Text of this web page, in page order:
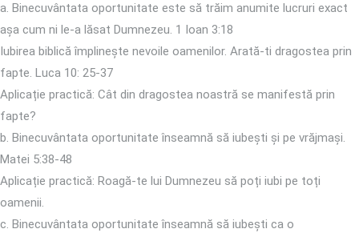
a. Binecuvântata oportunitate este să trăim anumite lucruri exact
așa cum ni le-a lăsat Dumnezeu. 1 Ioan 3:18
Iubirea biblică împlinește nevoile oamenilor. Arată-ti dragostea prin
fapte. Luca 10: 25-37
Aplicație practică: Cât din dragostea noastră se manifestă prin
fapte?
b. Binecuvântata oportunitate înseamnă să iubești și pe vrăjmași.
Matei 5:38-48
Aplicație practică: Roagă-te lui Dumnezeu să poți iubi pe toți
oamenii.
c. Binecuvântata oportunitate înseamnă să iubești ca o